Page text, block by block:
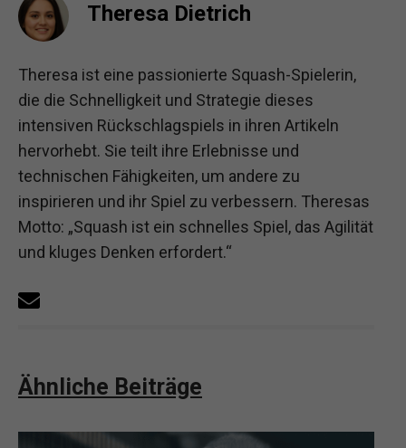
Theresa Dietrich
Theresa ist eine passionierte Squash-Spielerin,
die die Schnelligkeit und Strategie dieses
intensiven Rückschlagspiels in ihren Artikeln
hervorhebt. Sie teilt ihre Erlebnisse und
technischen Fähigkeiten, um andere zu
inspirieren und ihr Spiel zu verbessern. Theresas
Motto: „Squash ist ein schnelles Spiel, das Agilität
und kluges Denken erfordert.“
Ähnliche Beiträge